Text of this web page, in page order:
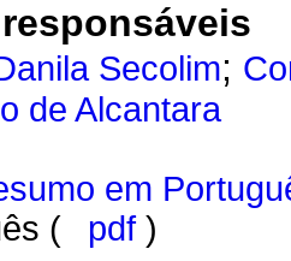
Secolim;
de Alcantara
em
(
pdf )